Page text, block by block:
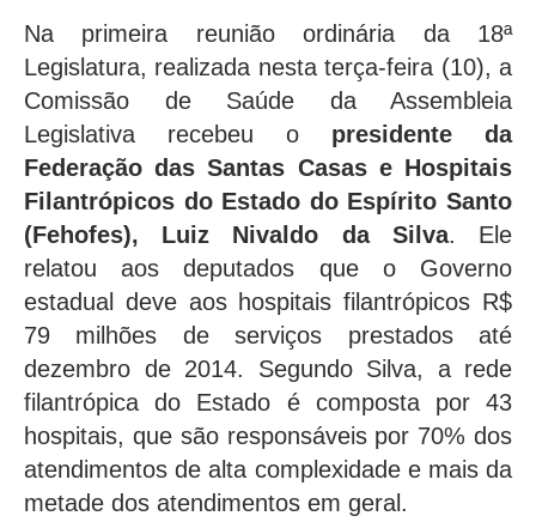
Na primeira reunião ordinária da 18ª
Legislatura, realizada nesta terça-feira (10), a
Comissão de Saúde da Assembleia
Legislativa recebeu o presidente da
Federação das Santas Casas e Hospitais
Filantrópicos do Estado do Espírito Santo
(Fehofes), Luiz Nivaldo da Silva. Ele
relatou aos deputados que o Governo
estadual deve aos hospitais filantrópicos R$
79 milhões de serviços prestados até
dezembro de 2014. Segundo Silva, a rede
filantrópica do Estado é composta por 43
hospitais, que são responsáveis por 70% dos
atendimentos de alta complexidade e mais da
metade dos atendimentos em geral.